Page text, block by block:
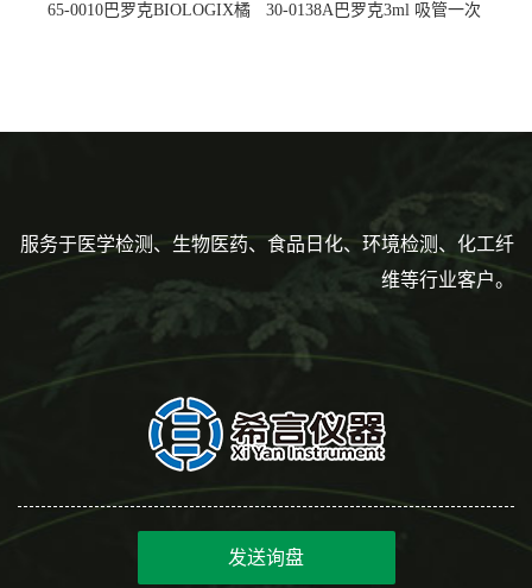
65-0010巴罗克BIOLOGIX橘
30-0138A巴罗克3ml 吸管一次
服务于医学检测、生物医药、食品日化、环境检测、化工纤
维等行业客户。
发送询盘